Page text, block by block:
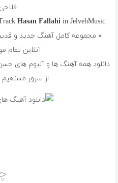
Hasan Fallahi in JelvehMusic
« مجموعه کامل آهنگ جدید و
آنلاین تمام
دانلود همه آهنگ ها و آلبوم های
از سرور